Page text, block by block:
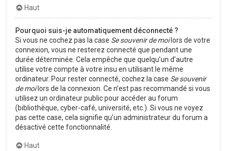
Haut
Pourquoi suis-je automatiquement déconnecté ?
Si vous ne cochez pas la case Se souvenir de moilors de votre
connexion, vous ne resterez connecté que pendant une
durée déterminée. Cela empêche que quelqu’un d’autre
utilise votre compte à votre insu en utilisant le même
ordinateur. Pour rester connecté, cochez la case Se souvenir
de moilors de la connexion. Ce n’est pas recommandé si vous
utilisez un ordinateur public pour accéder au forum
(bibliothèque, cyber-café, université, etc.). Si vous ne voyez
pas cette case, cela signifie qu’un administrateur du forum a
désactivé cette fonctionnalité.
Haut